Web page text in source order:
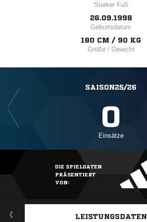
Starker Fuß
26.09.1998
Geburtsdatum
180 CM / 90 KG
Größe / Gewicht
SAISON25/26
0
Einsätze
DIE SPIELDATEN
PRÄSENTIERT
VON:
LEISTUNGSDATEN